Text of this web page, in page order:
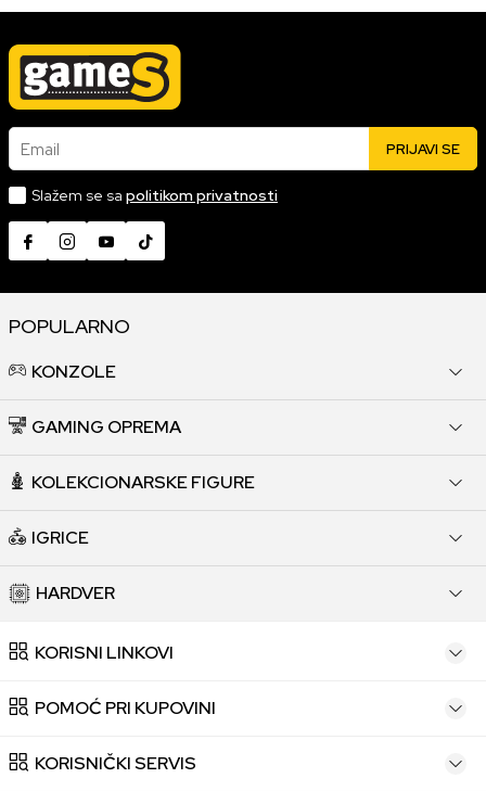
Email PRIJAVI SE
Slažem se sa politikom privatnosti
POPULARNO
KONZOLE
GAMING OPREMA
KOLEKCIONARSKE FIGURE
IGRICE
HARDVER
KORISNI LINKOVI
POMOĆ PRI KUPOVINI
KORISNIČKI SERVIS